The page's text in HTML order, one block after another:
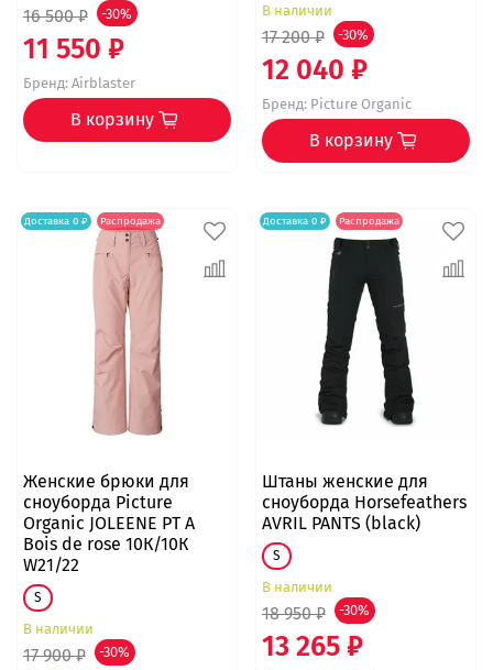
16 500 ₽ -30%
11 550 ₽
Бренд:Airblaster
В корзину
В наличии
17 200 ₽ -30%
12 040 ₽
Бренд:Picture Organic
В корзину
Доставка 0 ₽ Распродажа
Женские брюки для
сноуборда Picture
Organic JOLEENE PT A
Bois de rose 10К/10К
W21/22
S
В наличии
17 900 ₽ -30%
Доставка 0 ₽ Распродажа
Штаны женские для
сноуборда Horsefeathers
AVRIL PANTS (black)
S
В наличии
18 950 ₽ -30%
13 265 ₽